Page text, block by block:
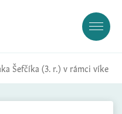
Šefčíka (3. r.) v rámci